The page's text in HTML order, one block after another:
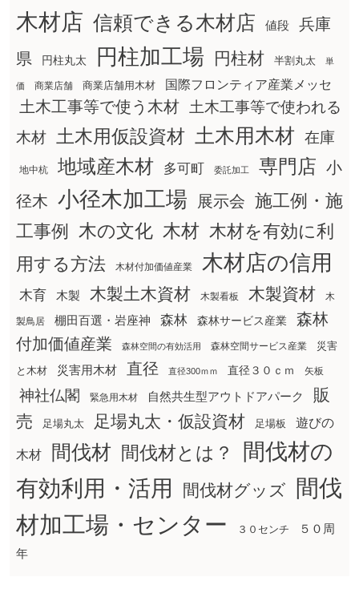
木材店 信頼できる木材店 値段
兵庫
県
円柱丸太 円柱加工場 円柱材 半割丸太 単
価 商業店舗 商業店舗用木材 国際フロンティア産業メッセ
土木工事等で使う木材
土木工事等で使われる
木材
土木用仮設資材 土木用木材 在庫
地中杭 地域産木材 多可町 委託加工 専門店 小
径木 小径木加工場 展示会 施工例・施
工事例
木の文化 木材 木材を有効に利
用する方法
木材付加価値産業 木材店の信用
木育 木製 木製土木資材 木製看板 木製資材 木
製鳥居 棚田百選・岩座神 森林 森林サービス産業
森林
付加価値産業
森林空間の有効活用 森林空間サービス産業 災害
と木材 災害用木材 直径 直径300ｍｍ 直径３０ｃｍ 矢板
神社仏閣 緊急用木材 自然共生型アウトドアパーク
販
売
足場丸太 足場丸太・仮設資材 足場板 遊びの
木材 間伐材 間伐材とは？
間伐材の
有効利用・活用
間伐材グッズ
間伐
材加工場・センター
３０センチ
５０周
年